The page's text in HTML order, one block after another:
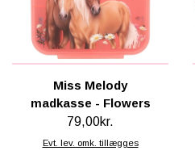
Miss Melody
madkasse - Flowers
79,00kr.
Evt. lev. omk. tillægges